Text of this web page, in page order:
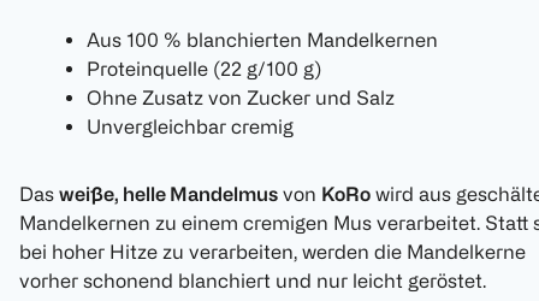
Aus 100 % blanchierten Mandelkernen
Proteinquelle (22 g/100 g)
Ohne Zusatz von Zucker und Salz
Unvergleichbar cremig
Das weiße, helle Mandelmus von KoRo wird aus
Mandelkernen zu einem cremigen Mus verarbeitet. Statt
bei hoher Hitze zu verarbeiten, werden die Mandelkerne
vorher schonend blanchiert und nur leicht geröstet.